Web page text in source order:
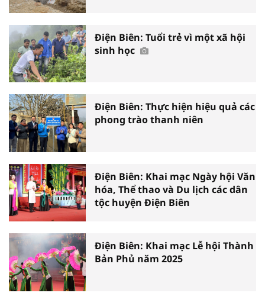
Điện Biên: Tuổi trẻ vì một xã hội
sinh học
Điện Biên: Thực hiện hiệu quả các
phong trào thanh niên
Điện Biên: Khai mạc Ngày hội Văn
hóa, Thể thao và Du lịch các dân
tộc huyện Điện Biên
Điện Biên: Khai mạc Lễ hội Thành
Bản Phủ năm 2025